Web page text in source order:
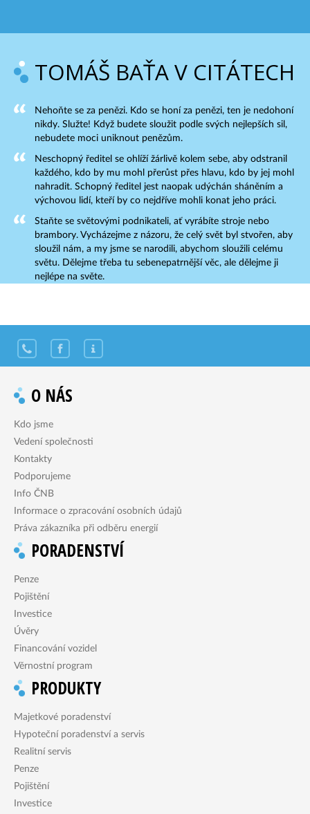
TOMÁŠ BAŤA V CITÁTECH
Nehoňte se za penězi. Kdo se honí za penězi, ten je nedohoní
nikdy. Služte! Když budete sloužit podle svých nejlepších sil,
nebudete moci uniknout penězům.
Neschopný ředitel se ohlíží žárlivě kolem sebe, aby odstranil
každého, kdo by mu mohl přerůst přes hlavu, kdo by jej mohl
nahradit. Schopný ředitel jest naopak udýchán sháněním a
výchovou lidí, kteří by co nejdříve mohli konat jeho práci.
Staňte se světovými podnikateli, ať vyrábíte stroje nebo
brambory. Vycházejme z názoru, že celý svět byl stvořen, aby
sloužil nám, a my jsme se narodili, abychom sloužili celému
světu. Dělejme třeba tu sebenepatrnější věc, ale dělejme ji
nejlépe na světe.
O NÁS
Kdo jsme
Vedení společnosti
Kontakty
Podporujeme
Info ČNB
Informace o zpracování osobních údajů
Práva zákazníka při odběru energií
PORADENSTVÍ
Penze
Pojištění
Investice
Úvěry
Financování vozidel
Věrnostní program
PRODUKTY
Majetkové poradenství
Hypoteční poradenství a servis
Realitní servis
Penze
Pojištění
Investice